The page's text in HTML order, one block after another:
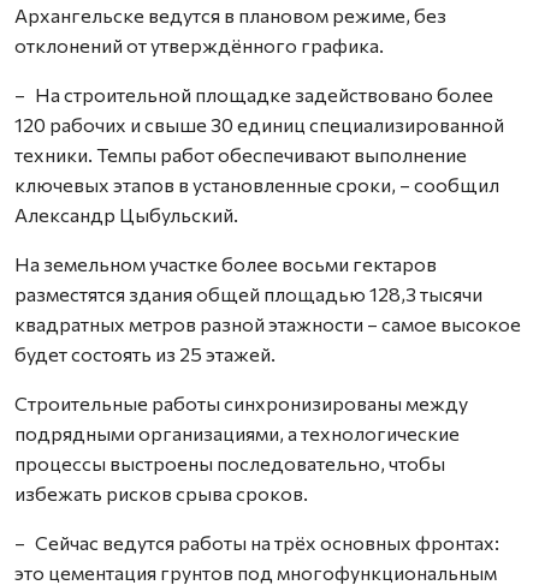
Архангельске ведутся в плановом режиме, без
отклонений от утверждённого графика.
– На строительной площадке задейст­вовано более
120 рабочих и свыше 30 единиц специализированной
техники. Темпы работ обеспечивают выполнение
ключевых этапов в установленные сроки, – сообщил
Александр Цыбульский.
На земельном участке более восьми гектаров
разместятся здания общей площадью 128,3 тысячи
квадратных метров разной этажности – самое высокое
будет состоять из 25 этажей.
Строительные работы синхронизированы между
подрядными организациями, а технологические
процессы выстроены последовательно, чтобы
избежать рисков срыва сроков.
– Сейчас ведутся работы на трёх основных фронтах:
это цементация грунтов под многофункциональным